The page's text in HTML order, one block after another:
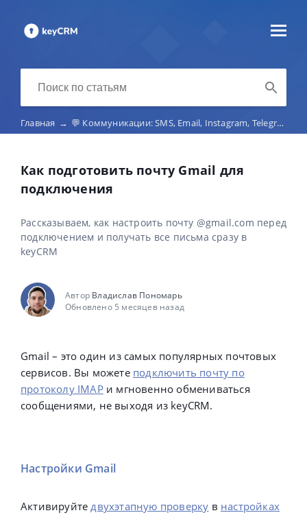
Главная → 💬 Коммуникации: SMS, Email, Instagram, Telegram, Viber, маркетплейс-чаты, телефония
Как подготовить почту Gmail для
подключения
Рассказываем, как настроить почту @gmail.com перед
подключением и получать все письма сразу в
keyCRM
Автор Владислав Пономарь
Обновлено 5 месяцев назад
Gmail – это один из самых популярных почтовых
сервисов. Вы можете подключить почту по
протоколу IMAPи мгновенно обмениваться
сообщениями, не выходя из keyCRM.
Настройки Gmail
Активируйтедвухэтапную проверку в настройках